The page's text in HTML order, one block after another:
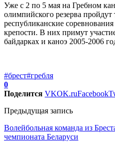
Уже с 2 по 5 мая на Гребном
олимпийского резерва
республиканские
крепости. В них примут
байдарках и каноэ 2005-2006
#брест#гребля
0
Поделится VKOK.ruFacebook
Предыдущая запись
Волейбольная команда из
чемпионата Беларуси